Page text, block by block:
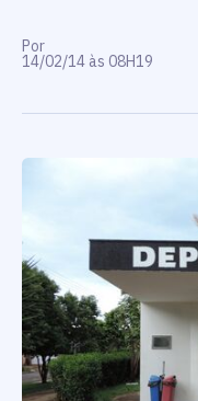
Por
14/02/14 às 08H19